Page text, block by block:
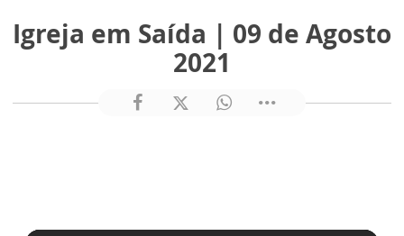
Igreja em Saída | 09 de Agosto
2021